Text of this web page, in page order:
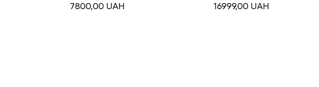
7800,00 UAH 16999,00 UAH